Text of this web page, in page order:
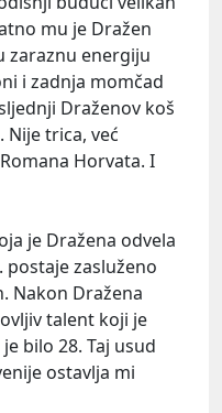
mu je Dražen
zaraznu energiju
i zadnja momčad
Draženov koš
Nije trica, već
Horvata. I
je Dražena odvela
postaje zasluženo
Nakon Dražena
talent koji je
bilo 28. Taj usud
ostavlja mi